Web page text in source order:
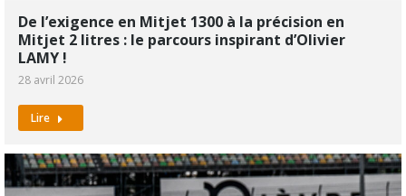
De l’exigence en Mitjet 1300 à la précision en
Mitjet 2 litres : le parcours inspirant d’Olivier
LAMY !
28 avril 2026
Lire